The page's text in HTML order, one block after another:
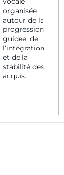
organisée
autour de la
progression
guidée, de
l’intégration
et de la
stabilité des
acquis.